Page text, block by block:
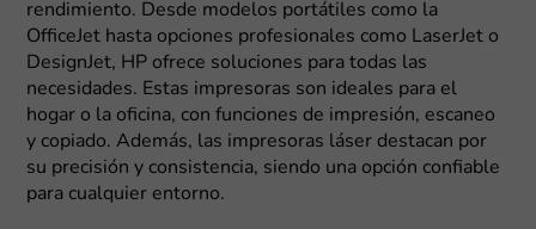
rendimiento. Desde modelos portátiles como la
OfficeJet hasta opciones profesionales como LaserJet o
DesignJet, HP ofrece soluciones para todas las
necesidades. Estas impresoras son ideales para el
hogar o la oficina, con funciones de impresión, escaneo
y copiado. Además, las impresoras láser destacan por
su precisión y consistencia, siendo una opción confiable
para cualquier entorno.